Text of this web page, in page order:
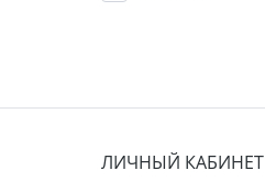
ЛИЧНЫЙ КАБИНЕТ